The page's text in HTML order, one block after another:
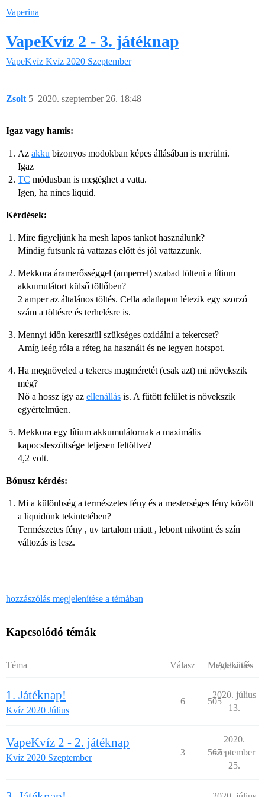
Vaperina
VapeKvíz 2 - 3. játéknap
VapeKvíz Kvíz 2020 Szeptember
Zsolt 2020. szeptember 26. 18:48
5
Igaz vagy hamis:
Az akku bizonyos modokban képes állásában is merülni.
Igaz
TC módusban is megéghet a vatta.
Igen, ha nincs liquid.
Kérdések:
Mire figyeljünk ha mesh lapos tankot használunk?
Mindig futsunk rá vattazas előtt és jól vattazzunk.
Mekkora áramerősséggel (amperrel) szabad tölteni a lítium
akkumulátort külső töltőben?
2 amper az általános töltés. Cella adatlapon létezik egy szorzó
szám a töltésre és terhelésre is.
Mennyi időn keresztül szükséges oxidálni a tekercset?
Amíg leég róla a réteg ha használt és ne legyen hotspot.
Ha megnöveled a tekercs magméretét (csak azt) mi növekszik
még?
Nő a hossz így az ellenállás is. A fűtött felület is növekszik
egyértelműen.
Mekkora egy lítium akkumulátornak a maximális
kapocsfeszültsége teljesen feltöltve?
4,2 volt.
Bónusz kérdés:
Mi a különbség a természetes fény és a mesterséges fény között
a liquidünk tekintetében?
Természetes fény , uv tartalom miatt , lebont nikotint és szín
változás is lesz.
hozzászólás megjelenítése a témában
Kapcsolódó témák
Téma Válasz Megtekintés
Aktivitás
1. Játéknap!
Kvíz 2020 Július
6 505
2020. július
13.
VapeKvíz 2 - 2. játéknap
Kvíz 2020 Szeptember
3 567
2020.
szeptember
25.